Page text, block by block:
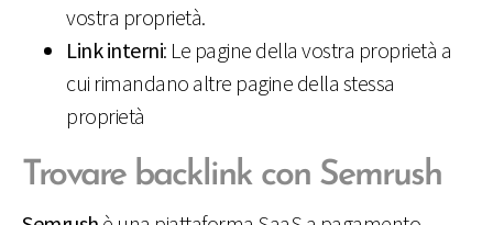
vostra proprietà.
Link interni: Le pagine della vostra proprietà a
cui rimandano altre pagine della stessa
proprietà
Trovare backlink con Semrush